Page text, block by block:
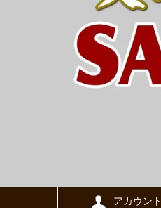
アカウント